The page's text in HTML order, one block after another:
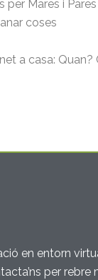
per Mares i
coses
a casa:
en entorn
per rebre